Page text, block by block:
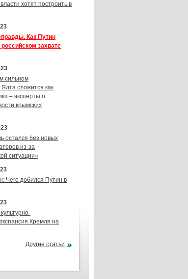
хотят построить в
Как Путин
захвате
сильном
сложится как
– эксперты о
крымских
остался без новых
из-за
ситуации»
Чего добился Путин в
Кремля на
Другие статьи